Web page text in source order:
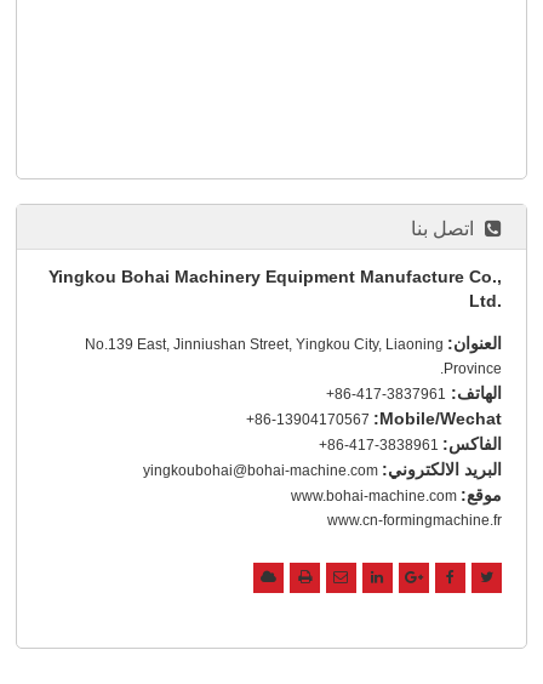
اتصل بنا
Yingkou Bohai Machinery Equipment Manufacture Co.,
Ltd.
العنوان: No.139 East, Jinniushan Street, Yingkou City, Liaoning
Province.
الهاتف: +86-417-3837961
Mobile/Wechat:
+86-13904170567
الفاكس: +86-417-3838961
البريد الالكتروني: yingkoubohai@bohai-machine.com
موقع: www.bohai-machine.com
www.cn-formingmachine.fr